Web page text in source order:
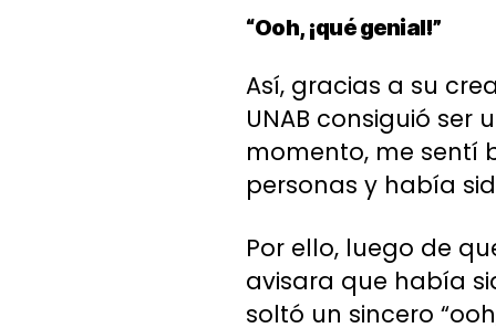
“Ooh, ¡qué genial!”
Así, gracias a su
UNAB consiguió ser
momento, me sentí
personas y había
Por ello, luego de
avisara que había
soltó un sincero